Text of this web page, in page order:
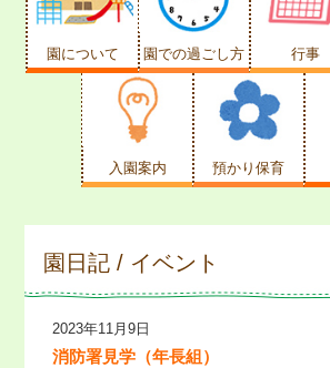
園について 園での過ごし方 行事
入園案内 預かり保育
園日記 / イベント
2023年11月9日
消防署見学（年長組）